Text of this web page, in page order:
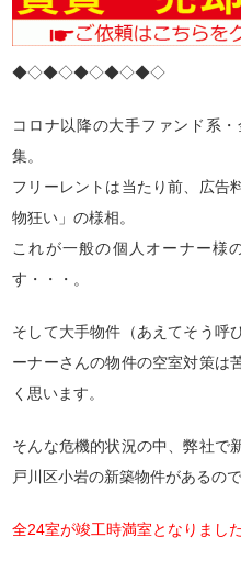
◆◇◆◇◆◇◆◇◆◇
コロナ以降の大手ファンド系
集。
フリーレントは当たり前、広告
物狂い」の様相。
これが一般の個人オーナー様
す・・・。
そして大手物件（あえてそう呼
ーナーさんの物件の空室対策は
く思います。
そんな危機的状況の中、弊社で
戸川区小岩の新築物件があるの
全24室が竣工時満室となりました